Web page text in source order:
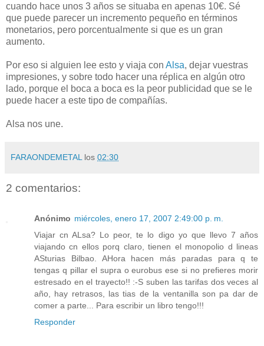
cuando hace unos 3 años se situaba en apenas 10€. Sé
que puede parecer un incremento pequeño en términos
monetarios, pero porcentualmente si que es un gran
aumento.
Por eso si alguien lee esto y viaja con Alsa, dejar vuestras
impresiones, y sobre todo hacer una réplica en algún otro
lado, porque el boca a boca es la peor publicidad que se le
puede hacer a este tipo de compañías.
Alsa nos une.
FARAONDEMETAL los 02:30
2 comentarios:
Anónimo miércoles, enero 17, 2007 2:49:00 p. m.
Viajar cn ALsa? Lo peor, te lo digo yo que llevo 7 años
viajando cn ellos porq claro, tienen el monopolio d lineas
ASturias Bilbao. AHora hacen más paradas para q te
tengas q pillar el supra o eurobus ese si no prefieres morir
estresado en el trayecto!! :-S suben las tarifas dos veces al
año, hay retrasos, las tias de la ventanilla son pa dar de
comer a parte... Para escribir un libro tengo!!!
Responder